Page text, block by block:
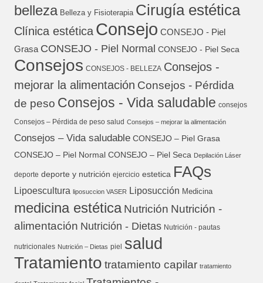
belleza Belleza y Fisioterapia Cirugía estética
Clínica estética Consejo CONSEJO - Piel
Grasa CONSEJO - Piel Normal CONSEJO - Piel Seca
Consejos CONSEJOS - BELLEZA Consejos -
mejorar la alimentación Consejos - Pérdida
de peso Consejos - Vida saludable consejos
Consejos – Pérdida de peso salud Consejos – mejorar la alimentación
Consejos – Vida saludable CONSEJO – Piel Grasa
CONSEJO – Piel Normal CONSEJO – Piel Seca Depilación Láser
deporte deporte y nutrición ejercicio estetica FAQs
Lipoescultura liposuccion VASER Liposucción Medicina
medicina estética Nutrición Nutrición -
alimentación Nutrición - Dietas Nutrición - pautas
nutricionales Nutrición – Dietas piel salud
Tratamiento tratamiento capilar tratamiento